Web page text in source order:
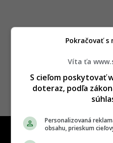
Víta ťa
S cieľom poskytovať
doteraz, podľa
Personalizovaná
obsahu, prieskum
Pokračovať